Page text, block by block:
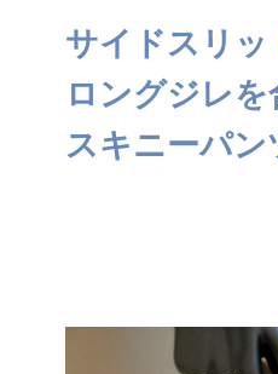
サイドスリ
ロングジレ
スキニーパ